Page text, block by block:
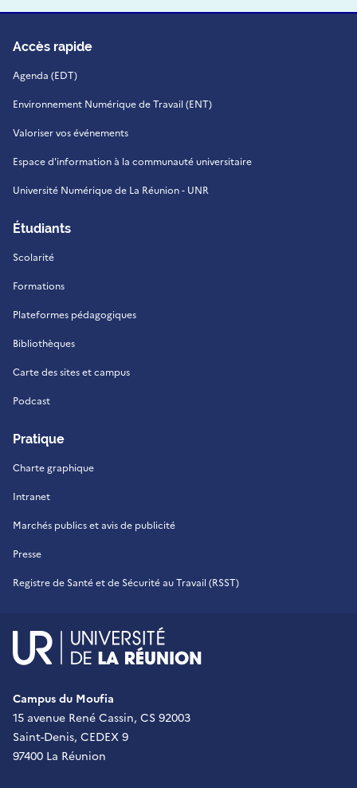
Accès rapide
Agenda (EDT)
Environnement Numérique de Travail (ENT)
Valoriser vos événements
Espace d'information à la communauté universitaire
Université Numérique de La Réunion - UNR
Étudiants
Scolarité
Formations
Plateformes pédagogiques
Bibliothèques
Carte des sites et campus
Podcast
Pratique
Charte graphique
Intranet
Marchés publics et avis de publicité
Presse
Registre de Santé et de Sécurité au Travail (RSST)
Campus du Moufia
15 avenue René Cassin, CS 92003
Saint-Denis, CEDEX 9
97400 La Réunion